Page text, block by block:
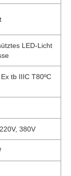
LED-Licht
tb IIIC T80ºC
380V